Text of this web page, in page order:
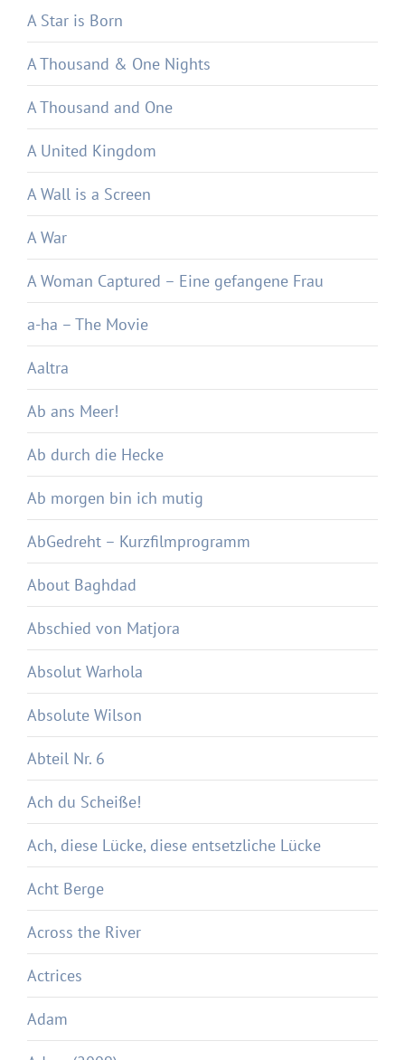
A Star is Born
A Thousand & One Nights
A Thousand and One
A United Kingdom
A Wall is a Screen
A War
A Woman Captured – Eine gefangene Frau
a-ha – The Movie
Aaltra
Ab ans Meer!
Ab durch die Hecke
Ab morgen bin ich mutig
AbGedreht – Kurzfilmprogramm
About Baghdad
Abschied von Matjora
Absolut Warhola
Absolute Wilson
Abteil Nr. 6
Ach du Scheiße!
Ach, diese Lücke, diese entsetzliche Lücke
Acht Berge
Across the River
Actrices
Adam